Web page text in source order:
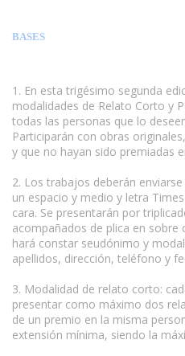
BASES
1. En esta trigésimo segunda
modalidades de Relato Corto y
todas las personas que lo
Participarán con obras
y que no hayan sido premiadas
2. Los trabajos deberán
un espacio y medio y letra
cara. Se presentarán por
acompañados de plica en sobre
hará constar seudónimo y
apellidos, dirección, teléfono y
3. Modalidad de relato corto:
presentar como máximo dos
de un premio en la misma
extensión mínima, siendo la